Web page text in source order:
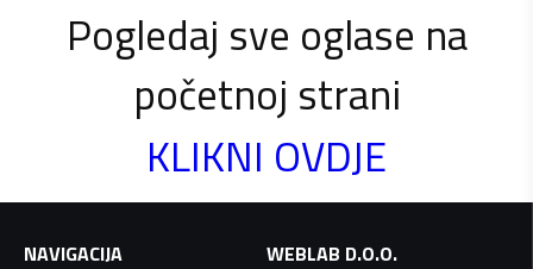
Pogledaj sve oglase na
početnoj strani
KLIKNI OVDJE
NAVIGACIJA
WEBLAB D.O.O.